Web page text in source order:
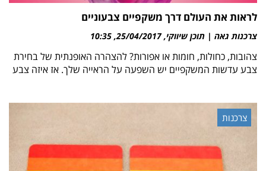
לראות את העולם דרך משקפיים צבעוניים
צרכנות גאה | תוכן שיווקי 25/04/2017
10:35
צהובות, כחולות, חומות או אפורות? להצהרה האופנתית של בחירת
צבע עדשות המשקפיים יש השפעה על הראייה שלך. אז איזה צבע
צרכנות